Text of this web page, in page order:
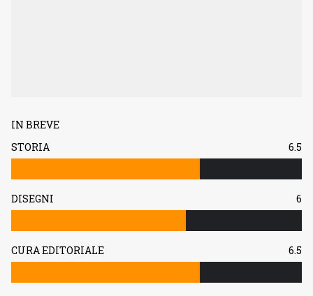
IN BREVE
STORIA
6.5
DISEGNI 6
CURA EDITORIALE 6.5